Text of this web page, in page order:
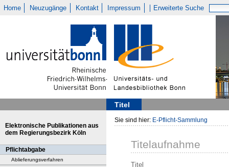
Home Neuzugänge Kontakt Impressum Erweiterte Suche
Titel
Elektronische Publikationen aus
dem Regierungsbezirk Köln
Pflichtabgabe
Ablieferungsverfahren
Sie sind hier: E-Pflicht-Sammlung
Titelaufnahme
Titel